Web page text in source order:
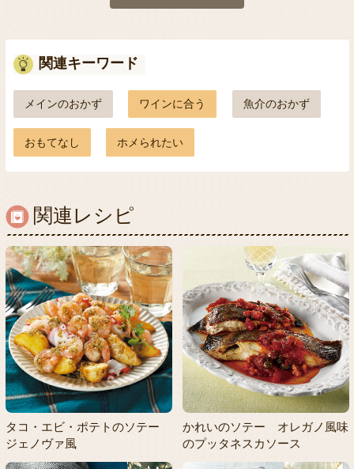
関連キーワード
メインのおかず ワインに合う 魚介のおかず
おもてなし ホメられたい
関連レシピ
タコ・エビ・ポテトのソテー
ジェノヴァ風
かれいのソテー オレガノ風味
のプッタネスカソース